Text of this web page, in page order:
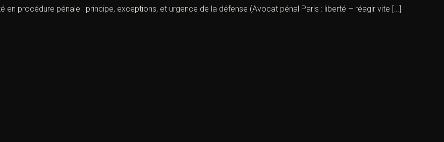
en procédure pénale : principe, exceptions, et urgence de la défense (Avocat pénal Paris : liberté – réagir vite […]